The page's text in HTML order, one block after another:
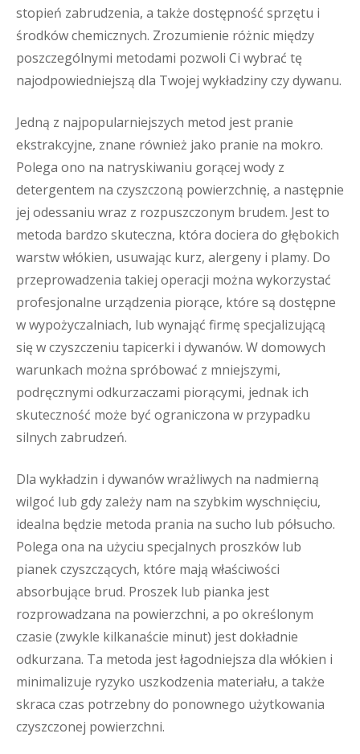
stopień zabrudzenia, a także dostępność sprzętu i
środków chemicznych. Zrozumienie różnic między
poszczególnymi metodami pozwoli Ci wybrać tę
najodpowiedniejszą dla Twojej wykładziny czy dywanu.
Jedną z najpopularniejszych metod jest pranie
ekstrakcyjne, znane również jako pranie na mokro.
Polega ono na natryskiwaniu gorącej wody z
detergentem na czyszczoną powierzchnię, a następnie
jej odessaniu wraz z rozpuszczonym brudem. Jest to
metoda bardzo skuteczna, która dociera do głębokich
warstw włókien, usuwając kurz, alergeny i plamy. Do
przeprowadzenia takiej operacji można wykorzystać
profesjonalne urządzenia piorące, które są dostępne
w wypożyczalniach, lub wynająć firmę specjalizującą
się w czyszczeniu tapicerki i dywanów. W domowych
warunkach można spróbować z mniejszymi,
podręcznymi odkurzaczami piorącymi, jednak ich
skuteczność może być ograniczona w przypadku
silnych zabrudzeń.
Dla wykładzin i dywanów wrażliwych na nadmierną
wilgoć lub gdy zależy nam na szybkim wyschnięciu,
idealna będzie metoda prania na sucho lub półsucho.
Polega ona na użyciu specjalnych proszków lub
pianek czyszczących, które mają właściwości
absorbujące brud. Proszek lub pianka jest
rozprowadzana na powierzchni, a po określonym
czasie (zwykle kilkanaście minut) jest dokładnie
odkurzana. Ta metoda jest łagodniejsza dla włókien i
minimalizuje ryzyko uszkodzenia materiału, a także
skraca czas potrzebny do ponownego użytkowania
czyszczonej powierzchni.